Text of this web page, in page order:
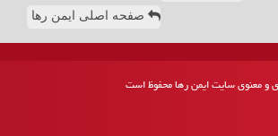
صفحه اصلی ایمن رها